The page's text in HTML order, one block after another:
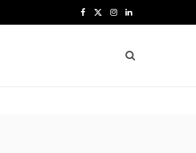
I L
n